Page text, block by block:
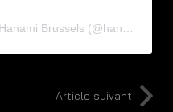
Article suivant